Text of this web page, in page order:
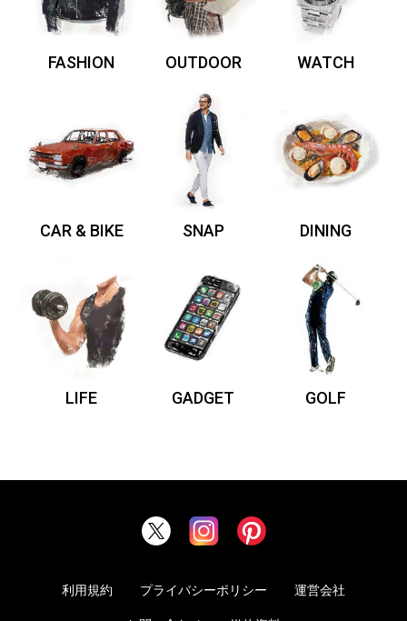
FASHION OUTDOOR WATCH
CAR & BIKE SNAP DINING
LIFE GADGET GOLF
利用規約 プライバシーポリシー 運営会社